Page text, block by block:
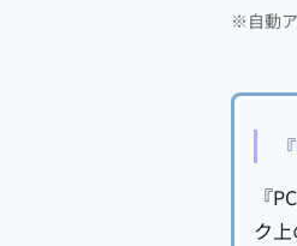
※自動
『
ク